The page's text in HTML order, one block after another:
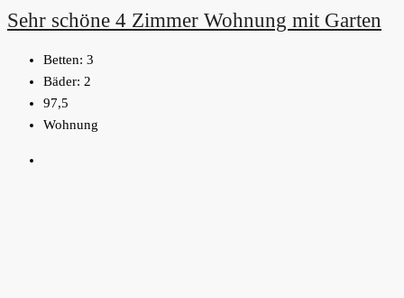
Sehr schöne 4 Zimmer Wohnung mit Garten
Betten: 3
Bäder: 2
97,5
Wohnung